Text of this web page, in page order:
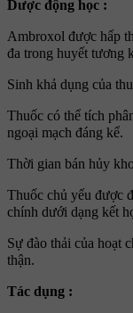
Dược động học :
Ambroxol được hấp
đa trong huyết tương
Sinh khả dụng của
Thuốc có thể tích
ngoại mạch đáng kể.
Thời gian bán hủy
Thuốc chủ yếu được
chính dưới dạng kết
Sự đào thải của hoạt
thận.
Tác dụng :